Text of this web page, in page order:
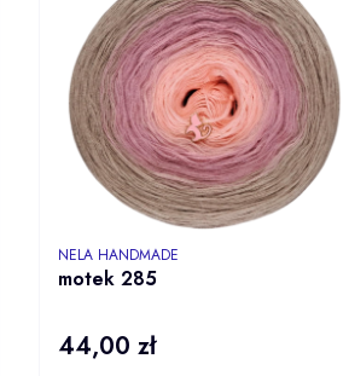
motek 285
PRODUCENT
NELA HANDMADE
Cena
44,00 zł